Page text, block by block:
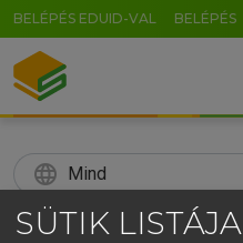
BELÉPÉS EDUID-VAL BELÉPÉS
language Mind
search
SÜTIK LISTÁJA